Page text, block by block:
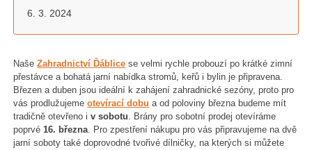
6. 3. 2024
NašeZahradnictví Ďáblice se velmi rychle probouzí po krátké zimní
přestávce a bohatá jarní nabídka stromů, keřů i bylin je připravena.
Březen a duben jsou ideální k zahájení zahradnické sezóny, proto pro
vás prodlužujemeotevírací dobu a od poloviny března budeme mít
tradičně otevřeno iv sobotu. Brány pro sobotní prodej otevíráme
poprvé16. března. Pro zpestření nákupu pro vás připravujeme na dvě
jarní soboty také doprovodné tvořivé dílničky, na kterých si můžete